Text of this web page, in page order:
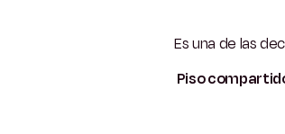
Es una de las
Piso